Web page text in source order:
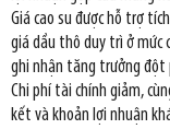
Giá cao su được hỗ trợ
giá dầu thô duy trì ở mức
ghi nhận tăng trưởng đột
Chi phí tài chính giảm,
kết và khoản lợi nhuận